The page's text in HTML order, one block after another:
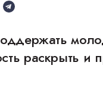
раскрыть и